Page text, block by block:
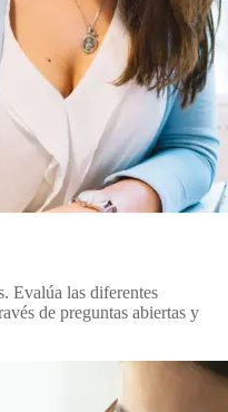
Evalúa las diferentes
de preguntas abiertas y